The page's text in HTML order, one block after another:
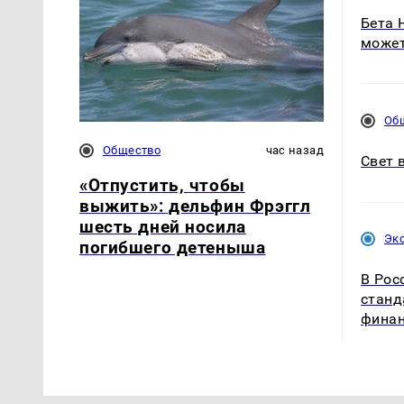
Общество час назад
«Отпустить, чтобы
выжить»: дельфин Фрэггл
шесть дней носила
погибшего детеныша
Бета
Свет
В